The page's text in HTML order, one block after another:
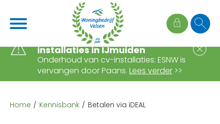
Naar hoofdinhoud
Naar hoofdnavigatiemenu
Naar zoeken
Naar de homepage
Ga naar Hoofd
Wijziging onderhoud cv-
installaties in IJmuiden
Onderhoud van cv-installaties: ESNW is
vervangen door Paans. Lees verder >>
Home Kennisbank Betalen via iDEAL